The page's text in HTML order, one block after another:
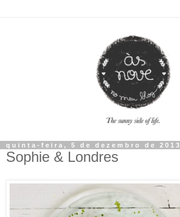
quinta-feira, 5 de dezembro de 2013
Sophie & Londres